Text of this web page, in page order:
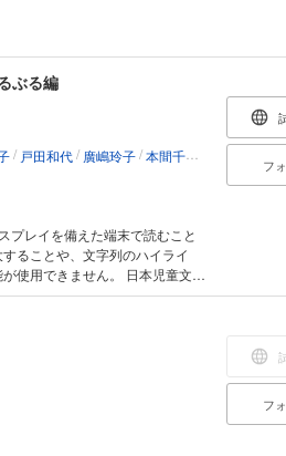
ぶる編
/ 戸田和代/ 廣嶋玲子/本間千絵
プレイを備えた端末で読むこと
ることや、文字列のハイライ
ません。 日本児童文学
が、"身近な不思議"を執筆。公
にはくすっと笑える話、または
にぞくっとしたり、感動したり
、結末に驚きのあるような〈怖
シリーズです。 作◎吉田純子
絵／イノウエミホコ／高山栄子
絵◎アカツキウォーカー／細
フ
フ